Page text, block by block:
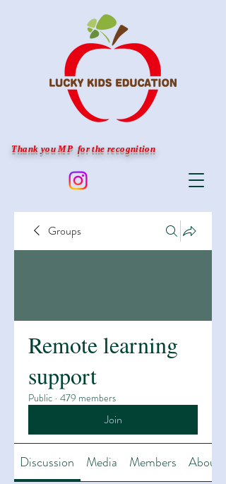
Thank you MP for the recognition
Groups
Remote learning
support
Public · 479 members
Join
Discussion Media Members About